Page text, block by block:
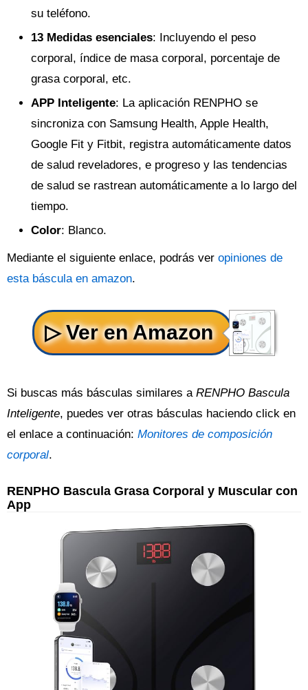
su teléfono.
13 Medidas esenciales: Incluyendo el peso
corporal, índice de masa corporal, porcentaje de
grasa corporal, etc.
APP Inteligente: La aplicación RENPHO se
sincroniza con Samsung Health, Apple Health,
Google Fit y Fitbit, registra automáticamente datos
de salud reveladores, e progreso y las tendencias
de salud se rastrean automáticamente a lo largo del
tiempo.
Color: Blanco.
Mediante el siguiente enlace, podrás ver opiniones de
esta báscula en amazon.
Si buscas más básculas similares a RENPHO Bascula
Inteligente, puedes ver otras básculas haciendo click en
el enlace a continuación: Monitores de composición
corporal.
RENPHO Bascula Grasa Corporal y Muscular con
App